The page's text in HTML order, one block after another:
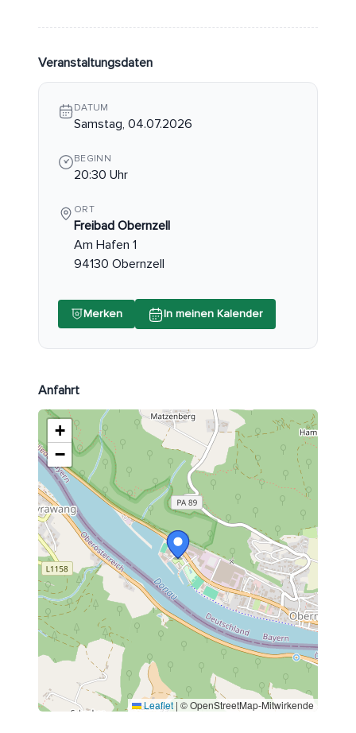
Veranstaltungsdaten
DATUM
Samstag, 04.07.2026
BEGINN
20:30 Uhr
ORT
Freibad Obernzell
Am Hafen 1
94130 Obernzell
Merken In meinen Kalender
Anfahrt
+
−
Leaflet | © OpenStreetMap-Mitwirkende